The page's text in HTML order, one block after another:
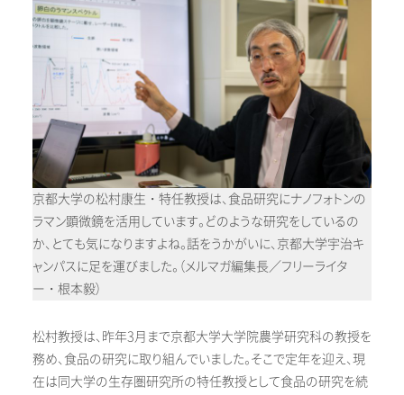
京都大学の松村康生・特任教授は、食品研究にナノフォトンの
ラマン顕微鏡を活用しています。どのような研究をしているの
か、とても気になりますよね。話をうかがいに、京都大学宇治キ
ャンパスに足を運びました。（メルマガ編集長／フリーライタ
ー・根本毅）
松村教授は、昨年3月まで京都大学大学院農学研究科の教授を
務め、食品の研究に取り組んでいました。そこで定年を迎え、現
在は同大学の生存圏研究所の特任教授として食品の研究を続